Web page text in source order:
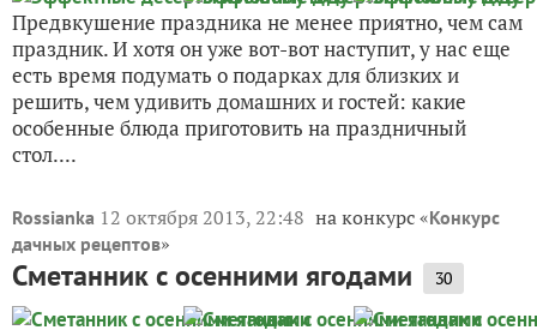
Предвкушение праздника не менее приятно, чем сам
праздник. И хотя он уже вот-вот наступит, у нас еще
есть время подумать о подарках для близких и
решить, чем удивить домашних и гостей: какие
особенные блюда приготовить на праздничный
стол....
Rossianka 12 октября 2013, 22:48 на конкурс «Конкурс
дачных рецептов»
Сметанник с осенними ягодами 30